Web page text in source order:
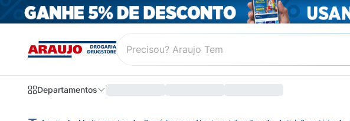
Departamentos